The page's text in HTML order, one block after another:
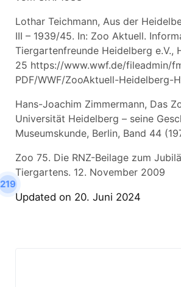
219
Lothar Teichmann, Aus der
III – 1939/45. In: Zoo Aktuell.
Tiergartenfreunde Heidelberg e.V.,
25 https://www.wwf.de/fileadmin/
PDF/WWF/ZooAktuell-Heidelberg-
Hans-Joachim Zimmermann, Das
Universität Heidelberg – seine
Museumskunde, Berlin, Band 44
Zoo 75. Die RNZ-Beilage zum
Tiergartens. 12. November 2009
Updated on 20. Juni 2024